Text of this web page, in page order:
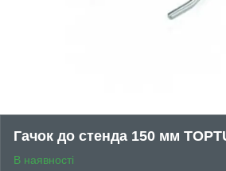
Гачок до стенда 150 мм
В наявності